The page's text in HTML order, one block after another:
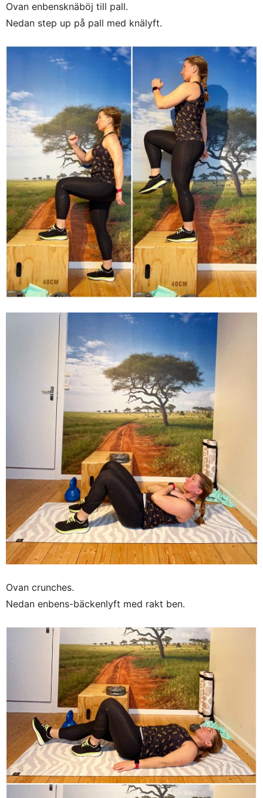
Ovan enbensknäböj till pall.
Nedan step up på pall med knälyft.
Ovan crunches.
Nedan enbens-bäckenlyft med rakt ben.